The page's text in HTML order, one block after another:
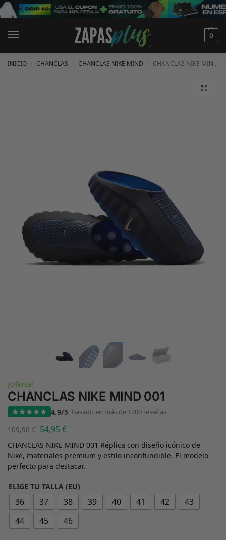
0
INICIO CHANCLAS CHANCLAS NIKE MIND CHANCLAS NIKE MIND 001
¡Oferta!
CHANCLAS NIKE MIND 001
4.9/5| Basado en más de 1200 reseñas
109,90€ 54,95 €
CHANCLAS NIKE MIND 001 Réplica con diseño icónico de
Nike, materiales premium y estilo inconfundible. El modelo
perfecto para destacar.
ELIGE TU TALLA (EU)
36 37 38 39 40 41 42
43
44
45 46